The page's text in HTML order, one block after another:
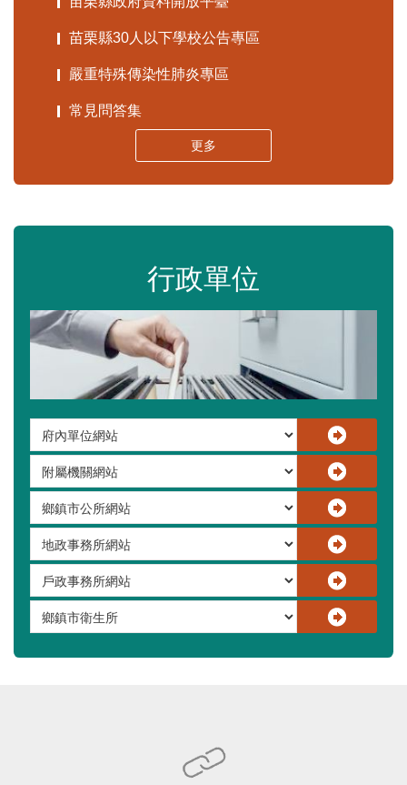
苗栗縣30人以下學校公告專區
嚴重特殊傳染性肺炎專區
常見問答集
更多
行政單位